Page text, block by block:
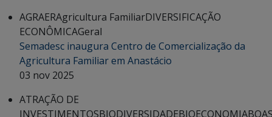
AGRAERAgricultura FamiliarDIVERSIFICAÇÃO
ECONÔMICAGeral
Semadesc inaugura Centro de Comercialização da
Agricultura Familiar em Anastácio
03 nov 2025
ATRAÇÃO DE
INVESTIMENTOSBIODIVERSIDADEBIOECONOMIA